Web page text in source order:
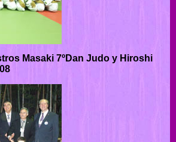
Masaki 7ºDan Judo y Hiroshi